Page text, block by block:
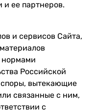
и ее партнеров.
и сервисов Сайта,
нормами
Российской
вытекающие
связанные с ним,
с